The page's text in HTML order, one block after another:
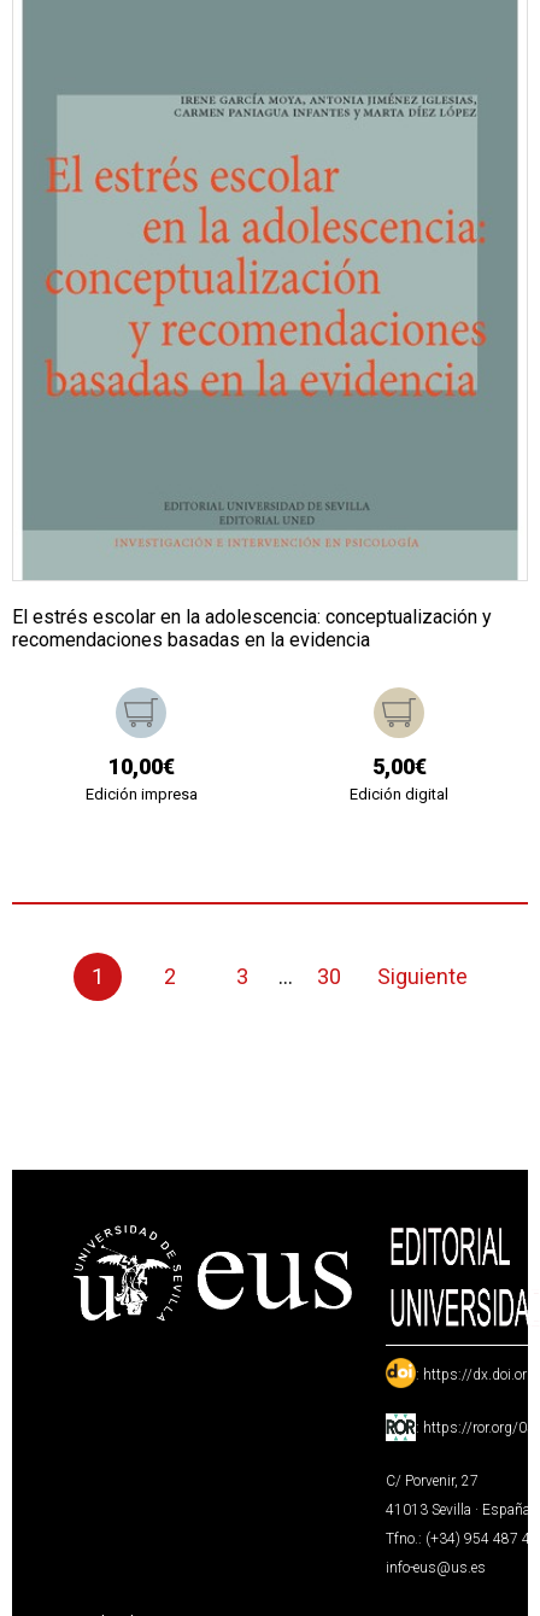
El estrés escolar en la adolescencia: conceptualización y
recomendaciones basadas en la evidencia
10,00€
Edición impresa
5,00€
Edición digital
1 2 3 ... 30 Siguiente
: https://
: https://ror.org/
C/ Porvenir, 27
41013 Sevilla · España
Tfno.: (+34) 954 487
info-eus@us.es